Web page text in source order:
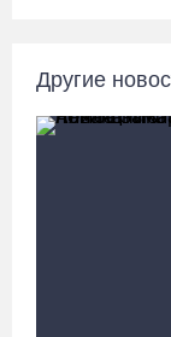
05.08.26 / 17:09
Другие